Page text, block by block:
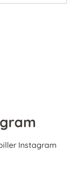
Instagram